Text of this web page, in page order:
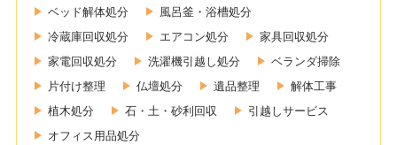
ベッド解体処分
風呂釜・浴槽処分
冷蔵庫回収処分
エアコン処分
家具回収処分
家電回収処分
洗濯機引越し処分
ベランダ掃除
片付け整理
仏壇処分 遺品整理
解体工事
植木処分
石・土・砂利回収
引越しサービス
オフィス用品処分